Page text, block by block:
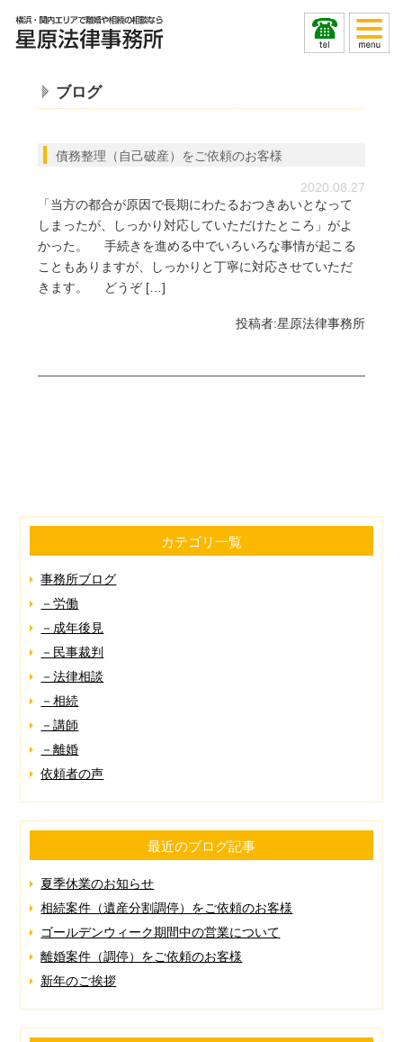
ブログ
債務整理（自己破産）をご依頼のお客様
2020.08.27
「当方の都合が原因で長期にわたるおつきあいとなって
しまったが、しっかり対応していただけたところ」がよ
かった。 手続きを進める中でいろいろな事情が起こる
こともありますが、しっかりと丁寧に対応させていただ
きます。 どうぞ […]
投稿者:星原法律事務所
カテゴリ一覧
事務所ブログ
－労働
－成年後見
－民事裁判
－法律相談
－相続
－講師
－離婚
依頼者の声
最近のブログ記事
夏季休業のお知らせ
相続案件（遺産分割調停）をご依頼のお客様
ゴールデンウィーク期間中の営業について
離婚案件（調停）をご依頼のお客様
新年のご挨拶